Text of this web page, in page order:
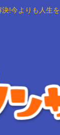
!今よりも人生